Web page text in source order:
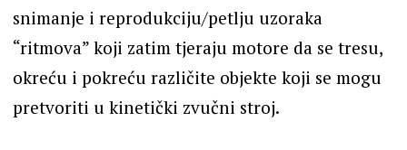
snimanje i reprodukciju/petlju uzoraka
“ritmova” koji zatim tjeraju motore da se tresu,
okreću i pokreću različite objekte koji se mogu
pretvoriti u kinetički zvučni stroj.